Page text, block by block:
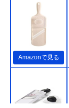
Amazonで見る